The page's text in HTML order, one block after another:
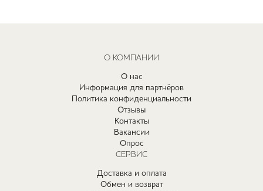
О КОМПАНИИ
О нас
Информация для партнёров
Политика конфиденциальности
Отзывы
Контакты
Вакансии
Опрос
СЕРВИС
Доставка и оплата
Обмен и возврат